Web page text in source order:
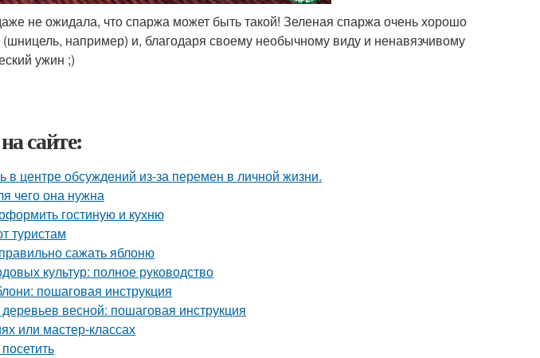
не ожидала, что спаржа может быть такой! Зеленая спаржа очень хорошо
например) и, благодаря своему необычному виду и ненавязчивому
ужин ;)
сайте:
в центре обсуждений из-за перемен в личной жизни.
чего она нужна
гостиную и кухню
туристам
сажать яблоню
культур: полное руководство
пошаговая инструкция
весной: пошаговая инструкция
или мастер-классах